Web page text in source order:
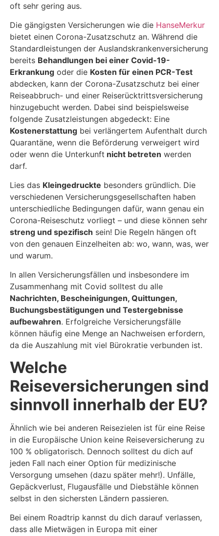
oft sehr gering aus.
Die gängigsten Versicherungen wie die HanseMerkur
bietet einen Corona-Zusatzschutz an. Während die
Standardleistungen der Auslandskrankenversicherung
bereits Behandlungen bei einer Covid-19-
Erkrankung oder die Kosten für einen PCR-Test
abdecken, kann der Corona-Zusatzschutz bei einer
Reiseabbruch- und einer Reiserücktrittsversicherung
hinzugebucht werden. Dabei sind beispielsweise
folgende Zusatzleistungen abgedeckt: Eine
Kostenerstattung bei verlängertem Aufenthalt durch
Quarantäne, wenn die Beförderung verweigert wird
oder wenn die Unterkunft nicht betreten werden
darf.
Lies das Kleingedruckte besonders gründlich. Die
verschiedenen Versicherungsgesellschaften haben
unterschiedliche Bedingungen dafür, wann genau ein
Corona-Reiseschutz vorliegt – und diese können sehr
streng und spezifisch sein! Die Regeln hängen oft
von den genauen Einzelheiten ab: wo, wann, was, wer
und warum.
In allen Versicherungsfällen und insbesondere im
Zusammenhang mit Covid solltest du alle
Nachrichten, Bescheinigungen, Quittungen,
Buchungsbestätigungen und Testergebnisse
aufbewahren. Erfolgreiche Versicherungsfälle
können häufig eine Menge an Nachweisen erfordern,
da die Auszahlung mit viel Bürokratie verbunden ist.
Welche
Reiseversicherungen sind
sinnvoll innerhalb der EU?
Ähnlich wie bei anderen Reisezielen ist für eine Reise
in die Europäische Union keine Reiseversicherung zu
100 % obligatorisch. Dennoch solltest du dich auf
jeden Fall nach einer Option für medizinische
Versorgung umsehen (dazu später mehr!). Unfälle,
Gepäckverlust, Flugausfälle und Diebstähle können
selbst in den sichersten Ländern passieren.
Bei einem Roadtrip kannst du dich darauf verlassen,
dass alle Mietwägen in Europa mit einer